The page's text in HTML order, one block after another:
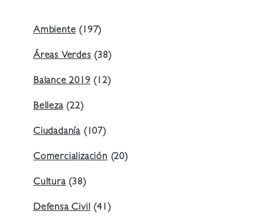
Ambiente (197)
Áreas Verdes (38)
Balance 2019 (12)
Belleza(22)
Ciudadanía (107)
Comercialización (20)
Cultura(38)
Defensa Civil (41)